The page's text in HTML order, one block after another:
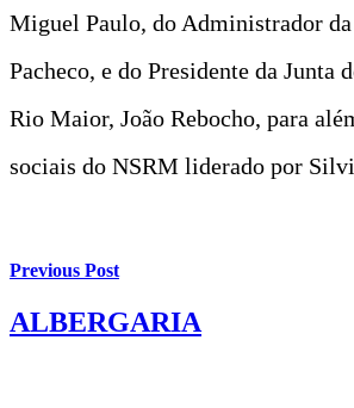
Miguel Paulo, do Administrador
Pacheco, e do Presidente da Junta
Rio Maior, João Rebocho, para
sociais do NSRM liderado por
Previous Post
ALBERGARIA